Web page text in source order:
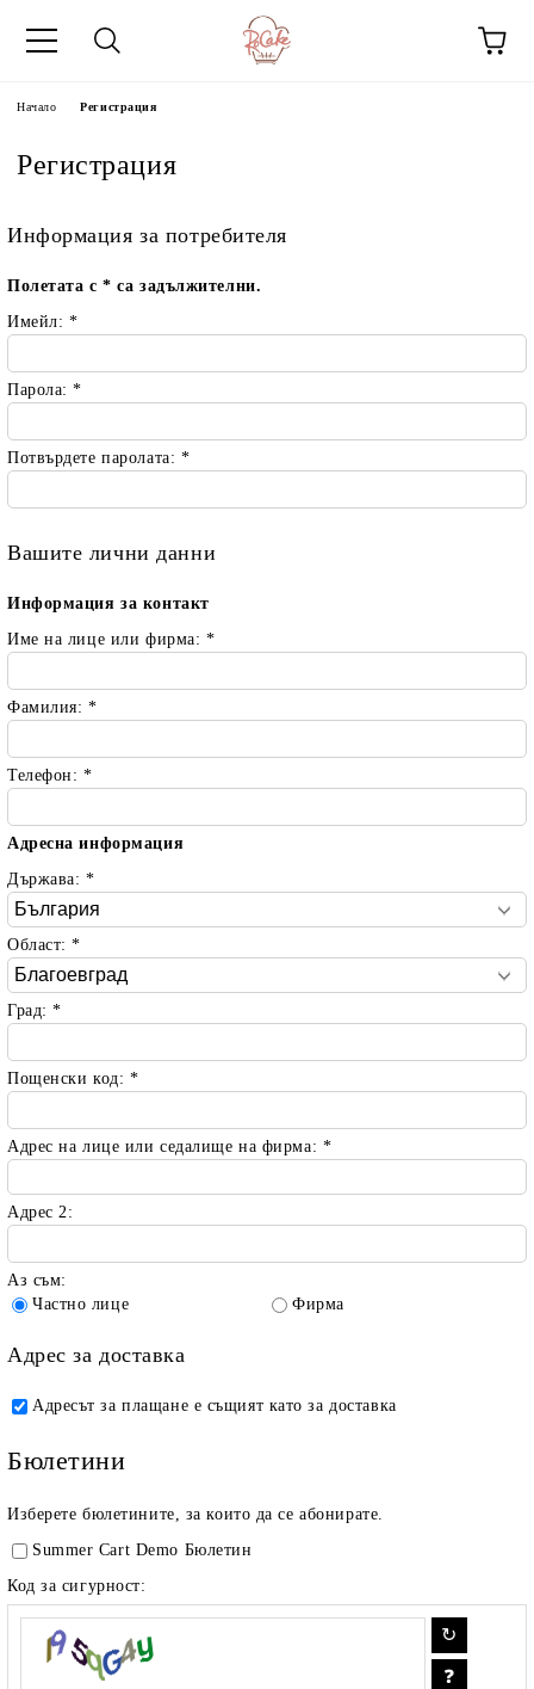
Начало Регистрация
Регистрация
Информация за потребителя
Полетата с* са задължителни.
Имейл: *
Парола:*
Потвърдете паролата: *
Вашите лични данни
Информация за контакт
Име на лице или фирма: *
Фамилия:*
Телефон:*
Адресна информация
Държава:*
Област:*
Град:*
Пощенски код: *
Адрес на лице или седалище на фирма: *
Адрес 2:
Аз съм:
Частно лице
Фирма
Адрес за доставка
Адресът за плащане е същият като за доставка
Бюлетини
Изберете бюлетините, за които да се абонирате.
Summer Cart Demo Бюлетин
Код за сигурност: